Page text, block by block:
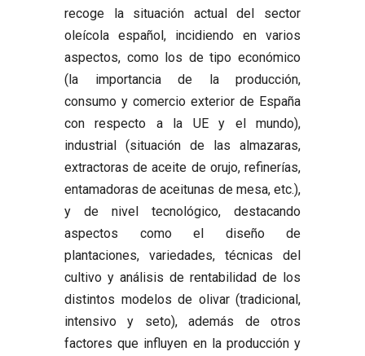
recoge la situación actual del sector
oleícola español, incidiendo en varios
aspectos, como los de tipo económico
(la importancia de la producción,
consumo y comercio exterior de España
con respecto a la UE y el mundo),
industrial (situación de las almazaras,
extractoras de aceite de orujo, refinerías,
entamadoras de aceitunas de mesa, etc.),
y de nivel tecnológico, destacando
aspectos como el diseño de
plantaciones, variedades, técnicas del
cultivo y análisis de rentabilidad de los
distintos modelos de olivar (tradicional,
intensivo y seto), además de otros
factores que influyen en la producción y